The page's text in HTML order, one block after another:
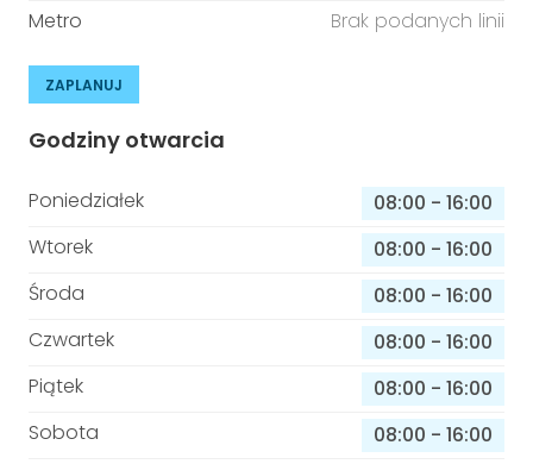
Metro
Brak podanych linii
ZAPLANUJ
Godziny otwarcia
Poniedziałek 08:00 - 16:00
Wtorek
08:00 - 16:00
Środa
08:00 - 16:00
Czwartek
08:00 - 16:00
Piątek
08:00 - 16:00
Sobota
08:00 - 16:00